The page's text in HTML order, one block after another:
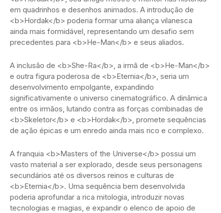
em quadrinhos e desenhos animados. A introdução de
<b>Hordak</b> poderia formar uma aliança vilanesca
ainda mais formidável, representando um desafio sem
precedentes para <b>He-Man</b> e seus aliados.
A inclusão de <b>She-Ra</b>, a irmã de <b>He-Man</b>
e outra figura poderosa de <b>Eternia</b>, seria um
desenvolvimento empolgante, expandindo
significativamente o universo cinematográfico. A dinâmica
entre os irmãos, lutando contra as forças combinadas de
<b>Skeletor</b> e <b>Hordak</b>, promete sequências
de ação épicas e um enredo ainda mais rico e complexo.
A franquia <b>Masters of the Universe</b> possui um
vasto material a ser explorado, desde seus personagens
secundários até os diversos reinos e culturas de
<b>Eternia</b>. Uma sequência bem desenvolvida
poderia aprofundar a rica mitologia, introduzir novas
tecnologias e magias, e expandir o elenco de apoio de